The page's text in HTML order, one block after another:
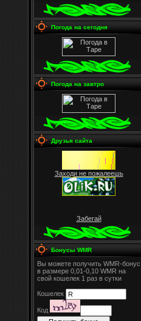
Погода на сегодня
Погода на завтро
Друзья сайта
Заходи не пожалеешь
Забегай
Бонусы WMR
Вы можете получить WMR-бонус
в размере 0,01-0,10 WMR на
свой кошелек 1 раз в сутки
Кошелек
Код